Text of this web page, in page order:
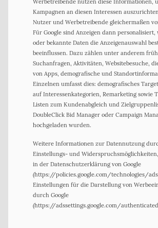
Kampagnen an diesen Interessen
Nutzer und Werbetreibende gleichermaßen
Für Google sind Anzeigen dann personalisiert,
oder bekannte Daten die Anzeigenauswahl
beeinflussen. Dazu zählen unter anderem
Suchanfragen, Aktivitäten, Websitebesuche,
von Apps, demografische und
Einzelnen umfasst dies: demografisches
auf Interessenkategorien, Remarketing sowie
Listen zum Kundenabgleich und
DoubleClick Bid Manager oder Campaign
hochgeladen wurden.
Weitere Informationen zur Datennutzung
Einstellungs- und
in der Datenschutzerklärung von Google
(https://policies.google.com/technologies/
Einstellungen für die Darstellung von
durch Google
(https://adssettings.google.com/